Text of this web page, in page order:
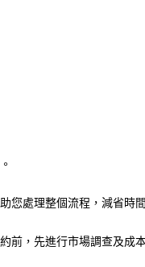
您處理整個流程，減省時間
前，先進行市場調查及